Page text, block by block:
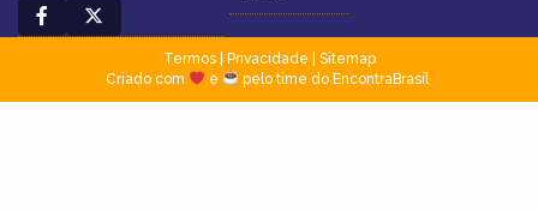
Termos| Privacidade
Sitemap
Criado com
e pelo time do EncontraBrasil